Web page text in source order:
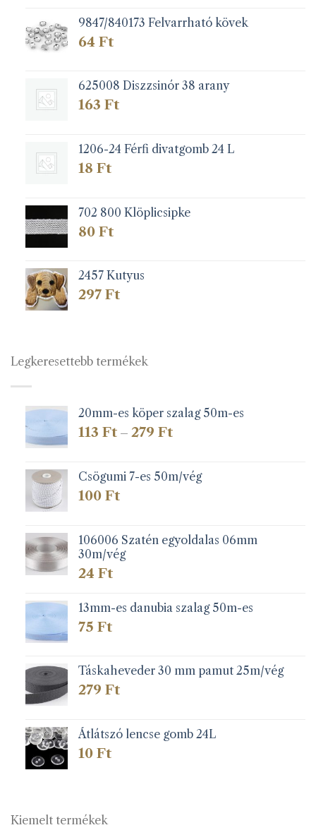
9847/840173 Felvarrható kövek
64 Ft
625008 Diszzsinór 38 arany
163 Ft
1206-24 Férfi divatgomb 24 L
18 Ft
702 800 Klöplicsipke
80 Ft
2457 Kutyus
297 Ft
Legkeresettebb termékek
20mm-es köper szalag 50m-es
113 Ft – 279 FtÁrtartomány:
279 Ft
Csögumi 7-es 50m/vég
100 Ft
106006 Szatén egyoldalas 06mm
30m/vég
24 Ft
13mm-es danubia szalag 50m-es
75 Ft
Táskaheveder 30 mm pamut 25m/vég
279 Ft
Átlátszó lencse gomb 24L
10 Ft
Kiemelt termékek